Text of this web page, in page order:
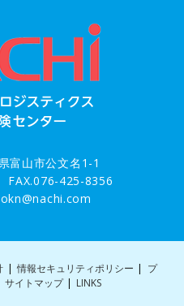
富山市公文名1-1
425-8356
|情報セキュリティポリシー | プ
サイトマップ| LINKS